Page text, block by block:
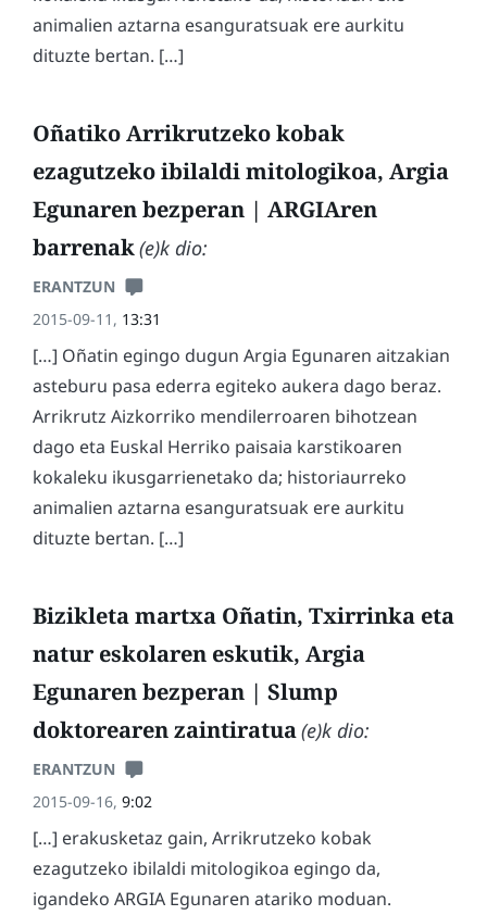
animalien aztarna esanguratsuak ere aurkitu
dituzte bertan. […]
Oñatiko Arrikrutzeko kobak
ezagutzeko ibilaldi mitologikoa, Argia
Egunaren bezperan | ARGIAren
barrenak(e)k dio:
ERANTZUN
2015-09-11, 13:31
[…] Oñatin egingo dugun Argia Egunaren aitzakian
asteburu pasa ederra egiteko aukera dago beraz.
Arrikrutz Aizkorriko mendilerroaren bihotzean
dago eta Euskal Herriko paisaia karstikoaren
kokaleku ikusgarrienetako da; historiaurreko
animalien aztarna esanguratsuak ere aurkitu
dituzte bertan. […]
Bizikleta martxa Oñatin, Txirrinka eta
natur eskolaren eskutik, Argia
Egunaren bezperan | Slump
doktorearen zaintiratua(e)k dio:
ERANTZUN
2015-09-16, 9:02
[…] erakusketaz gain, Arrikrutzeko kobak
ezagutzeko ibilaldi mitologikoa egingo da,
igandeko ARGIA Egunaren atariko moduan.